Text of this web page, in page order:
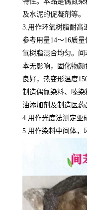
及水泥的促凝剂等。
3.用作环氧树脂耐高
参考用量14～16质
氧树脂混合均匀。
本无影响，固化物
良好，热变形温度
制造偶氮染料、嗪
油添加剂及制造医药
4.用作光度法测定亚
5.用作染料中间体，